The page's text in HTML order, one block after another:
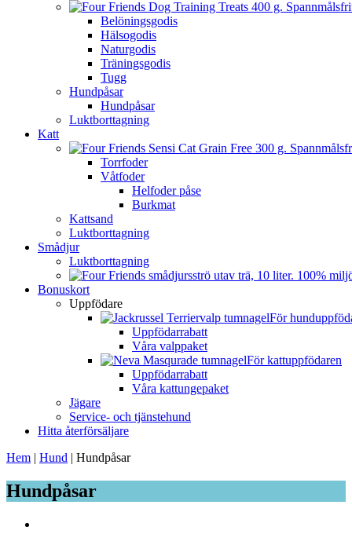
Belöningsgodis
Hälsogodis
Naturgodis
Träningsgodis
Tugg
Hundpåsar
Hundpåsar
Luktborttagning
Katt
Torrfoder
Våtfoder
Helfoder påse
Burkmat
Kattsand
Luktborttagning
Smådjur
Luktborttagning
Bonuskort
Uppfödare
För
Uppfödarrabatt
Våra valppaket
För kattuppfödaren
Uppfödarrabatt
Våra kattungepaket
Jägare
Service- och tjänstehund
Hitta återförsäljare
Hem | Hund | Hundpåsar
Hundpåsar